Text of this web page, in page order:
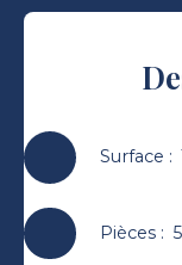
Surface :
Pièces: 5